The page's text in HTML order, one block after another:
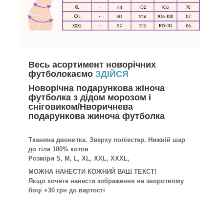
Весь асортимент новорічних
футболокаємо ЗДІЙСЯ
Новорічна подарункова жіноча
футболка з дідом морозом і
сніговиком/Нворичнева
подарункова жиноча футболка
Тканина двонитка. Зверху поліестер. Нижній шар
до тіла 100% котон
Розміри S, M, L, XL, XXL, XXXL,
МОЖНА НАНЕСТИ КОЖНИЙ ВАШ ТЕКСТ!
Якщо хочете нанести зображення на зворотному
боці +30 грн до вартості